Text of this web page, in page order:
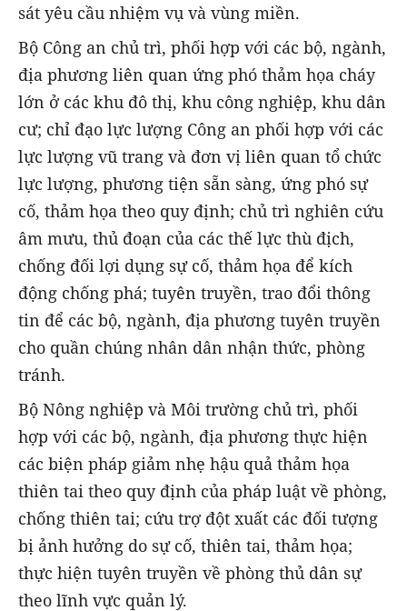
sát yêu cầu nhiệm vụ và vùng miền.
Bộ Công an chủ trì, phối hợp với các bộ, ngành,
địa phương liên quan ứng phó thảm họa cháy
lớn ở các khu đô thị, khu công nghiệp, khu dân
cư; chỉ đạo lực lượng Công an phối hợp với các
lực lượng vũ trang và đơn vị liên quan tổ chức
lực lượng, phương tiện sẵn sàng, ứng phó sự
cố, thảm họa theo quy định; chủ trì nghiên cứu
âm mưu, thủ đoạn của các thế lực thù địch,
chống đối lợi dụng sự cố, thảm họa để kích
động chống phá; tuyên truyền, trao đổi thông
tin để các bộ, ngành, địa phương tuyên truyền
cho quần chúng nhân dân nhận thức, phòng
tránh.
Bộ Nông nghiệp và Môi trường chủ trì, phối
hợp với các bộ, ngành, địa phương thực hiện
các biện pháp giảm nhẹ hậu quả thảm họa
thiên tai theo quy định của pháp luật về phòng,
chống thiên tai; cứu trợ đột xuất các đối tượng
bị ảnh hưởng do sự cố, thiên tai, thảm họa;
thực hiện tuyên truyền về phòng thủ dân sự
theo lĩnh vực quản lý.